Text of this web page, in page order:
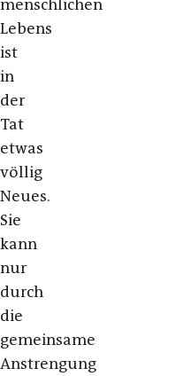
menschlichen
Lebens
ist
in
der
Tat
etwas
völlig
Neues.
Sie
kann
nur
durch
die
gemeinsame
Anstrengung